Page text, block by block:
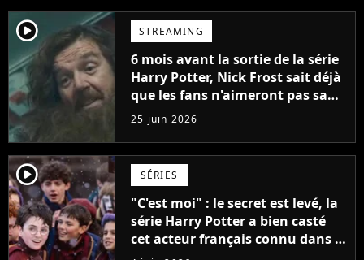
player2 STREAMING
6 mois avant la sortie de la série
Harry Potter, Nick Frost sait déjà
que les fans n'aimeront pas sa
version de Hagrid
25 juin 2026
player2 SÉRIES
"C'est moi" : le secret est levé, la
série Harry Potter a bien casté
cet acteur français connu dans le